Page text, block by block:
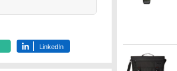
LinkedIn